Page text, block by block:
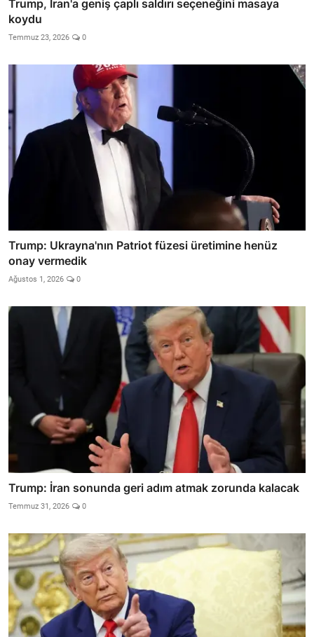
Trump, İran'a geniş çaplı saldırı seçeneğini masaya
koydu
Temmuz 23, 2026 0
Trump: Ukrayna'nın Patriot füzesi üretimine henüz
onay vermedik
Ağustos 1, 2026 0
Trump: İran sonunda geri adım atmak zorunda kalacak
Temmuz 31, 2026 0